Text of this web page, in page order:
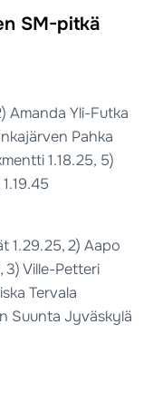
SM-pitkä
Amanda Yli-Futka
Pahka
1.18.25, 5)
1.29.25, 2) Aapo
3) Ville-Petteri
Tervala
Suunta Jyväskylä